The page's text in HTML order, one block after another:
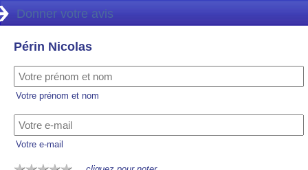
Donner votre avis
Périn Nicolas
Votre prénom et nom
Votre e-mail